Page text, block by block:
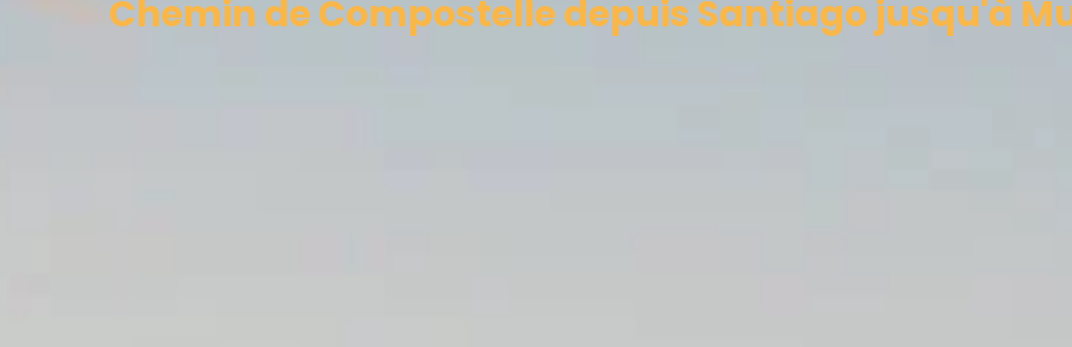
Chemin de Compostelle depuis Santiago jusqu'à